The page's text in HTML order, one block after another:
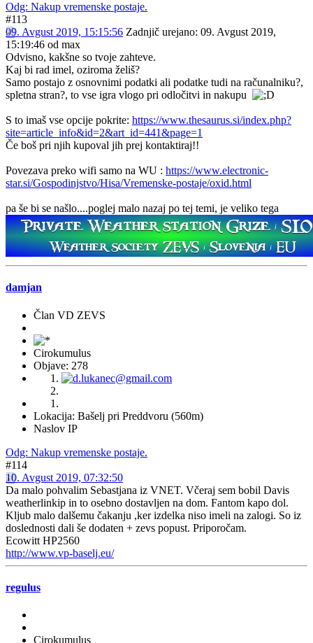
Odg: Nakup vremenske postaje.
#113
09. Avgust 2019, 15:15:56 Zadnjič urejano: 09. Avgust 2019,
15:19:46 od max
Odvisno, kakšne so tvoje zahteve.
Kaj bi rad imel, oziroma želiš?
Samo postajo z osnovnimi podatki ali podatke tudi na računalniku?,
spletna stran?, to vse igra vlogo pri odločitvi in nakupu
S to imaš vse opcije pokrite: https://www.thesaurus.si/index.php?
site=article_info&id=2&art_id=441&page=1
Če boš pri njih kupoval jih prej kontaktiraj!!
Povezava preko wifi samo na WU : https://www.electronic-
star.si/Gospodinjstvo/Hisa/Vremenske-postaje/oxid.html
pa še bi se našlo....poglej malo nazaj po tej temi, je veliko tega
damjan
Član VD ZEVS
Cirokumulus
Objave: 278
Lokacija: Bašelj pri Preddvoru (560m)
Naslov IP
Odg: Nakup vremenske postaje.
#114
10. Avgust 2019, 07:32:50
Da malo pohvalim Sebastjana iz VNET. Včeraj sem bobil Davis
weatherlinkip in to osebno dostavljen na dom. Fantom kapo dol.
Kljub malo dalšemu čakanju ,ker izdelka niso imeli na zalogi. So iz
doslednosti dali še dodaten + zevs popust. Priporočam.
Ecowitt HP2560
http://www.vp-baselj.eu/
regulus
Cirokumulus